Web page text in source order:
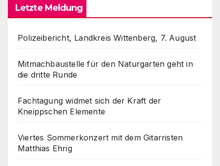
Letzte Meldung
Polizeibericht, Landkreis Wittenberg, 7. August
Mitmachbaustelle für den Naturgarten geht in
die dritte Runde
Fachtagung widmet sich der Kraft der
Kneippschen Elemente
Viertes Sommerkonzert mit dem Gitarristen
Matthias Ehrig